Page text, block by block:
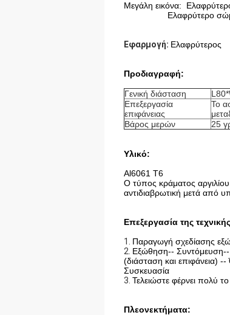
Μεγάλη εικόνα:
Ελαφρύτερο
Εφαρμογή: Ελαφρύτερος
Προδιαγραφή:
Γενική διάσταση
Επεξεργασία
επιφάνειας
Το
Βάρος μερών
25
Υλικό:
Al6061 T6
Ο τύπος κράματος
αντιδιαβρωτική μετά από
Επεξεργασία της τεχνικής
1. Παραγωγή σχεδίασης
2. Εξώθηση-- Συντόμευση--
(διάσταση και επιφάνεια)
Συσκευασία
3. Τελειώστε φέρνει πολύ
Πλεονεκτήματα: